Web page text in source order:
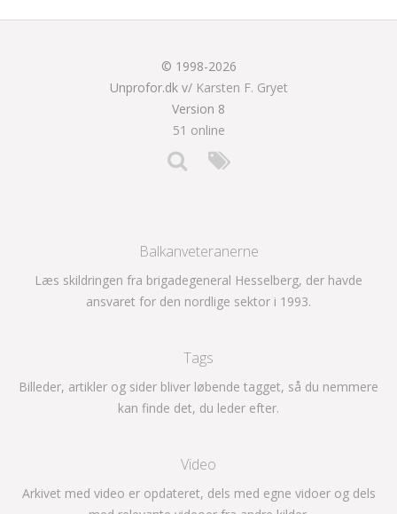
© 1998-2026
Unprofor.dk v/ Karsten F. Gryet
Version 8
51 online
Balkanveteranerne
Læs skildringen fra brigadegeneral Hesselberg, der havde
ansvaret for den nordlige sektor i 1993.
Tags
Billeder, artikler og sider bliver løbende tagget, så du nemmere
kan finde det, du leder efter.
Video
Arkivet med video er opdateret, dels med egne vidoer og dels